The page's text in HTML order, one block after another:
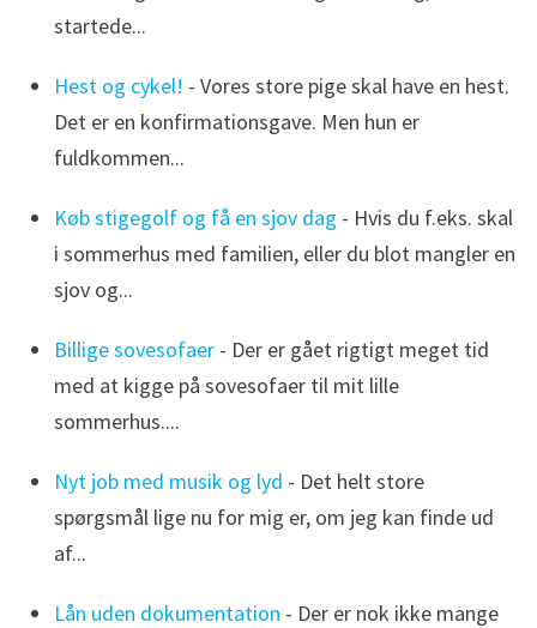
startede...
Hest og cykel! - Vores store pige skal have en hest.
Det er en konfirmationsgave. Men hun er
fuldkommen...
Køb stigegolf og få en sjov dag - Hvis du f.eks. skal
i sommerhus med familien, eller du blot mangler en
sjov og...
Billige sovesofaer- Der er gået rigtigt meget tid
med at kigge på sovesofaer til mit lille
sommerhus....
Nyt job med musik og lyd - Det helt store
spørgsmål lige nu for mig er, om jeg kan finde ud
af...
Lån uden dokumentation - Der er nok ikke mange